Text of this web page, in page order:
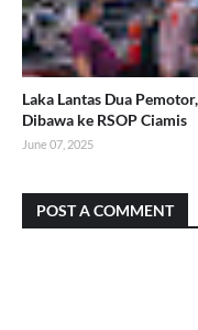
Laka Lantas Dua
Dibawa ke RSOP Ciamis
June 07, 2025
POST A COMMENT